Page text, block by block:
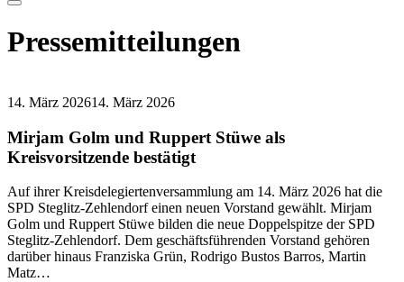
Menu
Pressemitteilungen
14. März 202614. März 2026
Mirjam Golm und Ruppert Stüwe als
Kreisvorsitzende bestätigt
Auf ihrer Kreisdelegiertenversammlung am 14. März 2026 hat die
SPD Steglitz-Zehlendorf einen neuen Vorstand gewählt. Mirjam
Golm und Ruppert Stüwe bilden die neue Doppelspitze der SPD
Steglitz-Zehlendorf. Dem geschäftsführenden Vorstand gehören
darüber hinaus Franziska Grün, Rodrigo Bustos Barros, Martin
Matz…